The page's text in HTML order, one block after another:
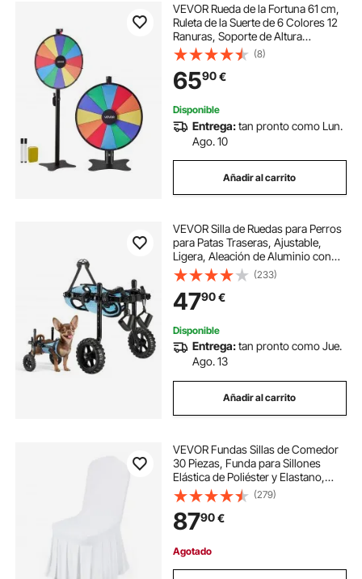
VEVOR Rueda de la Fortuna 61 cm,
Ruleta de la Suerte de 6 Colores 12
Ranuras, Soporte de Altura
Ajustable, con 2 Rotuladores y
Borrador de Pizarra, Rueda de
Premio para Juegos Lotería Fiesta
Carnaval
(8)
6590€
Disponible
Entrega:tan pronto como Lun.
Ago. 10
Añadir al carrito
VEVOR Silla de Ruedas para Perros
para Patas Traseras, Ajustable,
Ligera, Aleación de Aluminio con
Ruedas Amortiguadoras, para
Perros con Discapacidad y
Lesiones de hasta 10 kg, Talla XS,
Negro
(233)
4790€
Disponible
Entrega:tan pronto como Jue.
Ago. 13
Añadir al carrito
VEVOR Fundas Sillas de Comedor
30 Piezas, Funda para Sillones
Elástica de Poliéster y Elastano,
para Sillas de Hasta 51 x 45 x 95
cm, Diseño de Falda, Tela Suave,
para Fiestas, Banquetes, Blanco
(279)
8790€
Agotado